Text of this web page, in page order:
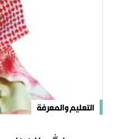
التعليم والمعرفة